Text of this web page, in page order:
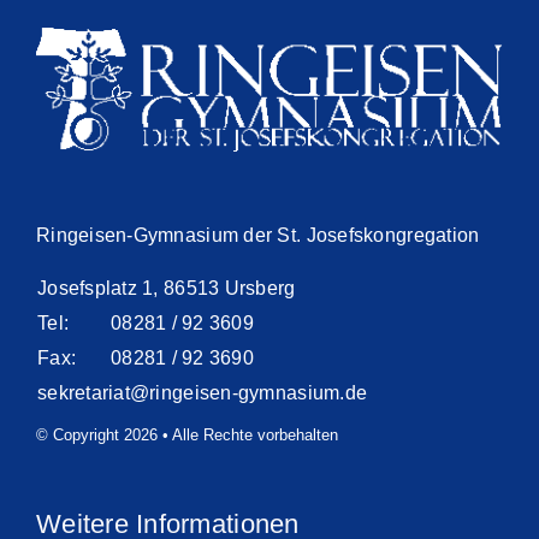
Ringeisen-Gymnasium der St. Josefskongregation
Josefsplatz 1, 86513 Ursberg
Tel:
08281 / 92 3609
Fax:
08281 / 92 3690
sekretariat@ringeisen-gymnasium.de
© Copyright 2026 • Alle Rechte vorbehalten
Weitere Informationen